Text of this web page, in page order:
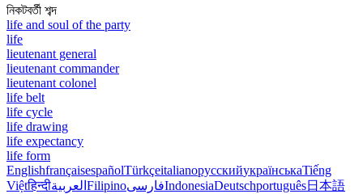
নিকটবর্তী শব্দ
life and soul of the party
life
lieutenant general
lieutenant commander
lieutenant colonel
life belt
life cycle
life drawing
life expectancy
life form
EnglishfrançaisespañolTürkçeitalianoрусскийукраїнськаTiếng
Việtहिन्दीالعربية FilipinoفارسیIndonesiaDeutschportuguês日本語